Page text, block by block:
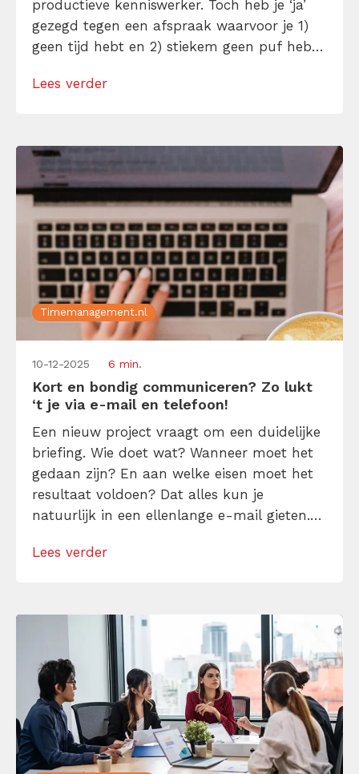
productieve kenniswerker. Toch heb je ‘ja’
gezegd tegen een afspraak waarvoor je 1)
geen tijd hebt en 2) stiekem geen puf hebt.
stappen helpen je een afspraak afzeggen
Lees verder
Timemanagement.nl
10-12-2025 6 min.
Kort en bondig communiceren? Zo lukt
‘t je via e-mail en telefoon!
Een nieuw project vraagt om een duidelijke
briefing. Wie doet wat? Wanneer moet het
gedaan zijn? En aan welke eisen moet het
resultaat voldoen? Dat alles kun je
natuurlijk in een ellenlange e-mail gieten.
door kort en bondig te communiceren.
Lees verder